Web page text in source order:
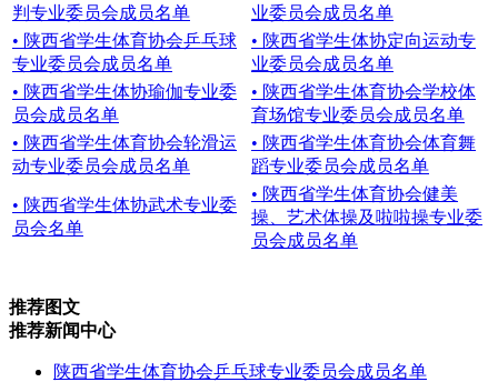
判专业委员会成员名单
业委员会成员名单
• 陕西省学生体育协会乒乓球
专业委员会成员名单
• 陕西省学生体协定向运动专
业委员会成员名单
• 陕西省学生体协瑜伽专业委
员会成员名单
• 陕西省学生体育协会学校体
育场馆专业委员会成员名单
• 陕西省学生体育协会轮滑运
动专业委员会成员名单
• 陕西省学生体育协会体育舞
蹈专业委员会成员名单
• 陕西省学生体协武术专业委
员会名单
• 陕西省学生体育协会健美
操、艺术体操及啦啦操专业委
员会成员名单
推荐图文
推荐新闻中心
陕西省学生体育协会乒乓球专业委员会成员名单